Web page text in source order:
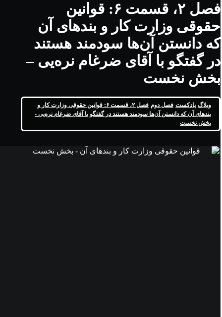
فصل ۲، قسمت ۶: قوانین
حقوقی وزارت کار و بندهای آن
که دانستن آن‌ها سودمند هستند
در گفتگو با آقای ضرغام نره‌یی –
بخش نخست
وبلاگ پادکست فصل دوم
فصل ۲، قسمت ۶: قوانین حقوقی وزارت کار و
بندهای آن که دانستن آن‌ها سودمند هستند در گفتگو با آقای ضرغام نره‌یی -
بخش نخست